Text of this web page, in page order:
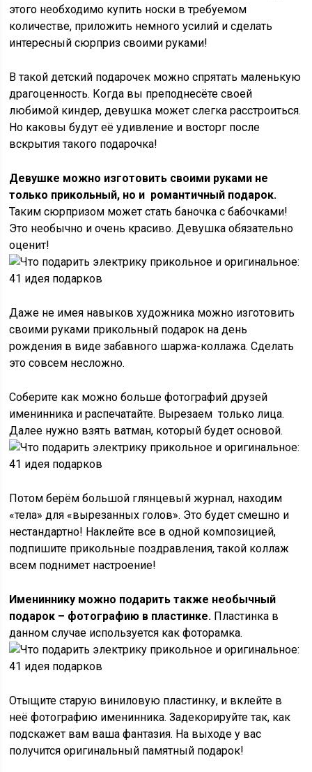
этого необходимо купить носки в требуемом
количестве, приложить немного усилий и сделать
интересный сюрприз своими руками!
В такой детский подарочек можно спрятать маленькую
драгоценность. Когда вы преподнесёте своей
любимой киндер, девушка может слегка расстроиться.
Но каковы будут её удивление и восторг после
вскрытия такого подарочка!
Девушке можно изготовить своими руками не
только прикольный, но и романтичный подарок.
Таким сюрпризом может стать баночка с бабочками!
Это необычно и очень красиво. Девушка обязательно
оценит!
Даже не имея навыков художника можно изготовить
своими руками прикольный подарок на день
рождения в виде забавного шаржа-коллажа. Сделать
это совсем несложно.
Соберите как можно больше фотографий друзей
именинника и распечатайте. Вырезаем только лица.
Далее нужно взять ватман, который будет основой.
Потом берём большой глянцевый журнал, находим
«тела» для «вырезанных голов». Это будет смешно и
нестандартно! Наклейте все в одной композицией,
подпишите прикольные поздравления, такой коллаж
всем поднимет настроение!
Имениннику можно подарить также необычный
подарок – фотографию в пластинке. Пластинка в
данном случае используется как фоторамка.
Отыщите старую виниловую пластинку, и вклейте в
неё фотографию именинника. Задекорируйте так, как
подскажет вам ваша фантазия. На выходе у вас
получится оригинальный памятный подарок!